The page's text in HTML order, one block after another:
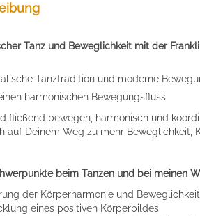
Tanz und Beweglichkeit mit der
Tanztradition und moderne
harmonischen Bewegungsfluss
fließend bewegen, harmonisch und
auf Deinem Weg zu mehr
beim Tanzen und bei meinen
der Körperharmonie und Beweglichkeit
eines positiven Körperbildes